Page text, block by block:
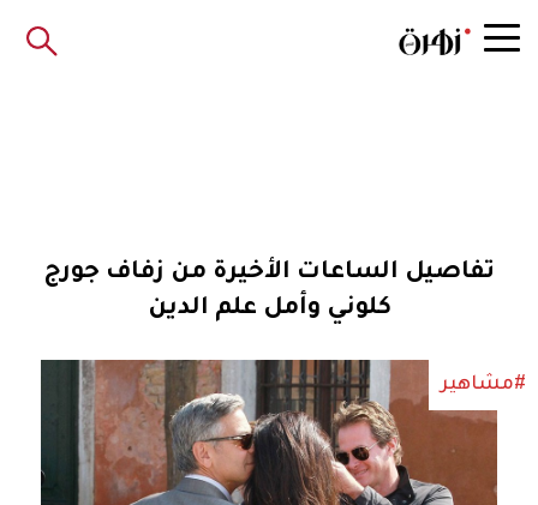
تفاصيل الساعات الأخيرة من زفاف جورج
كلوني وأمل علم الدين
#مشاهير